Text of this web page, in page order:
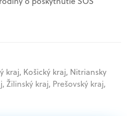
kraj, Košický kraj, Nitriansky
Žilinský kraj, Prešovský kraj,